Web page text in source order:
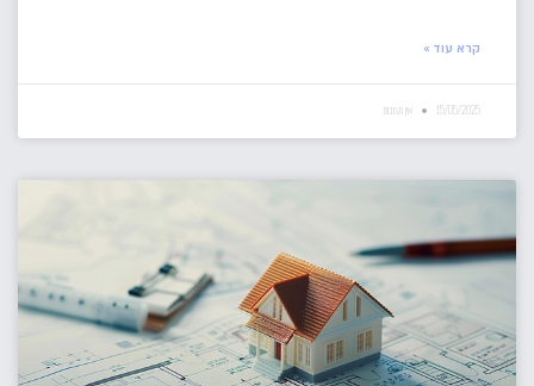
קרא עוד »
15/05/2025 אין תגובות